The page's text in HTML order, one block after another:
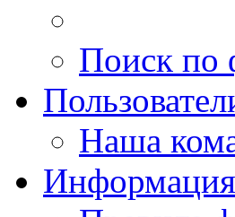
Поиск по
Наша
Информация